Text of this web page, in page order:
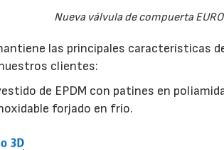
Nueva válvula de compuerta
las principales características
clientes:
de EPDM con patines en
forjado en frío.
15/07/